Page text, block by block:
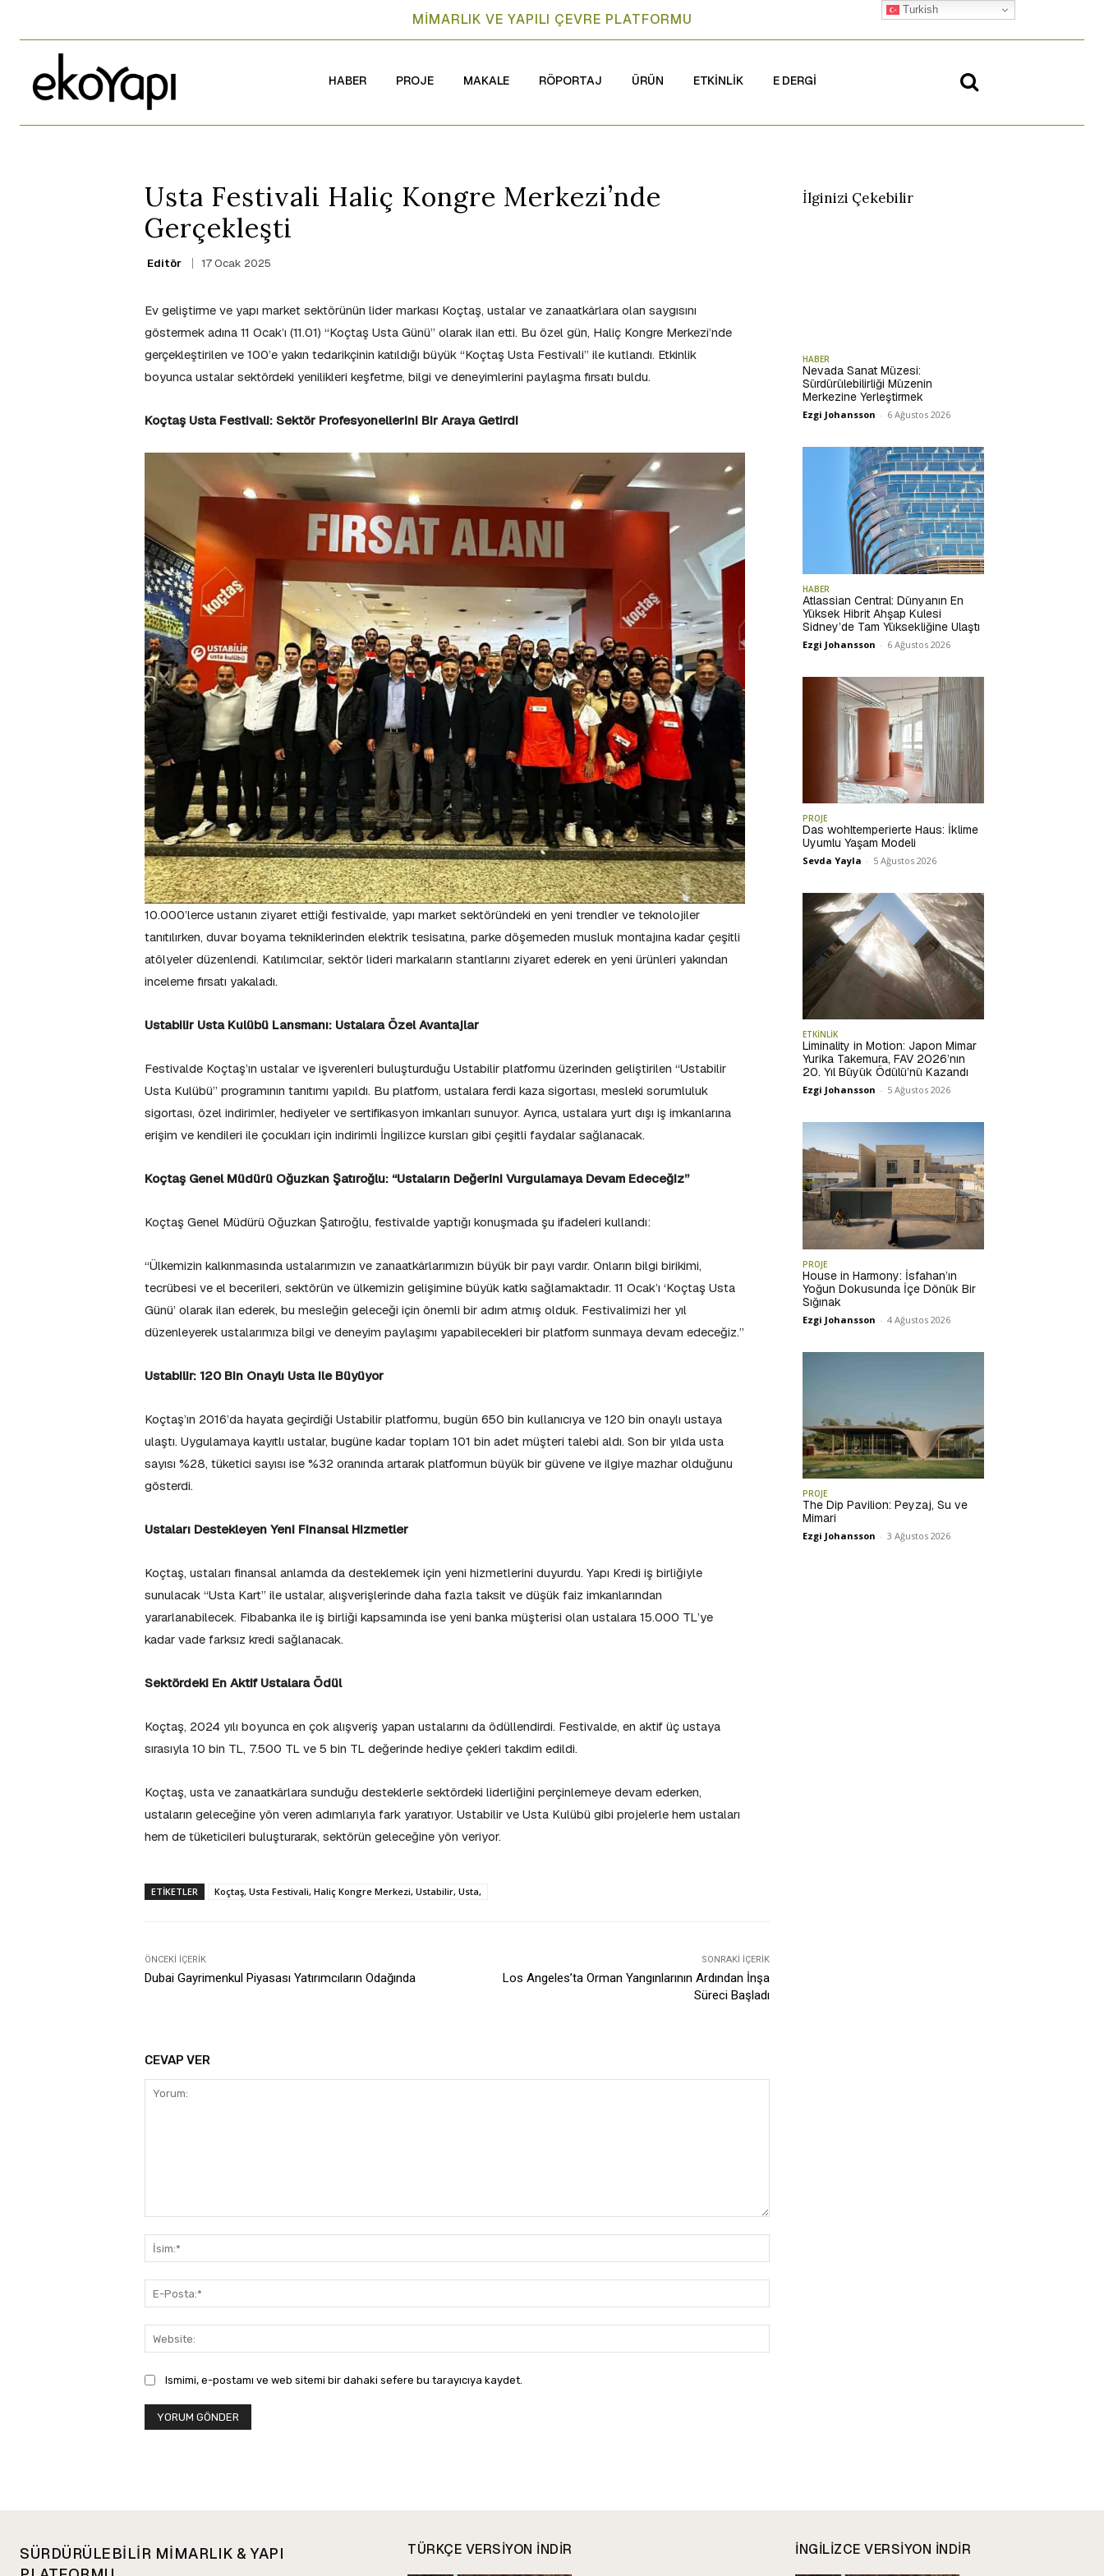
MİMARLIK VE YAPILI ÇEVRE PLATFORMU
HABER PROJE MAKALE RÖPORTAJ ÜRÜN ETKİNLİK E DERGİ
Usta Festivali Haliç Kongre Merkezi’nde
Gerçekleşti
Editör 17 Ocak 2025
Ev geliştirme ve yapı market sektörünün lider markası Koçtaş, ustalar ve zanaatkârlara olan saygısını
göstermek adına 11 Ocak’ı (11.01) “Koçtaş Usta Günü” olarak ilan etti. Bu özel gün, Haliç Kongre Merkezi’nde
gerçekleştirilen ve 100’e yakın tedarikçinin katıldığı büyük “Koçtaş Usta Festivali” ile kutlandı. Etkinlik
boyunca ustalar sektördeki yenilikleri keşfetme, bilgi ve deneyimlerini paylaşma fırsatı buldu.
Koçtaş Usta Festivali: Sektör Profesyonellerini Bir Araya Getirdi
10.000’lerce ustanın ziyaret ettiği festivalde, yapı market sektöründeki en yeni trendler ve teknolojiler
tanıtılırken, duvar boyama tekniklerinden elektrik tesisatına, parke döşemeden musluk montajına kadar çeşitli
atölyeler düzenlendi. Katılımcılar, sektör lideri markaların stantlarını ziyaret ederek en yeni ürünleri yakından
inceleme fırsatı yakaladı.
Ustabilir Usta Kulübü Lansmanı: Ustalara Özel Avantajlar
Festivalde Koçtaş’ın ustalar ve işverenleri buluşturduğu Ustabilir platformu üzerinden geliştirilen “Ustabilir
Usta Kulübü” programının tanıtımı yapıldı. Bu platform, ustalara ferdi kaza sigortası, mesleki sorumluluk
sigortası, özel indirimler, hediyeler ve sertifikasyon imkanları sunuyor. Ayrıca, ustalara yurt dışı iş imkanlarına
erişim ve kendileri ile çocukları için indirimli İngilizce kursları gibi çeşitli faydalar sağlanacak.
Koçtaş Genel Müdürü Oğuzkan Şatıroğlu: “Ustaların Değerini Vurgulamaya Devam Edeceğiz”
Koçtaş Genel Müdürü Oğuzkan Şatıroğlu, festivalde yaptığı konuşmada şu ifadeleri kullandı:
“Ülkemizin kalkınmasında ustalarımızın ve zanaatkârlarımızın büyük bir payı vardır. Onların bilgi birikimi,
tecrübesi ve el becerileri, sektörün ve ülkemizin gelişimine büyük katkı sağlamaktadır. 11 Ocak’ı ‘Koçtaş Usta
Günü’ olarak ilan ederek, bu mesleğin geleceği için önemli bir adım atmış olduk. Festivalimizi her yıl
düzenleyerek ustalarımıza bilgi ve deneyim paylaşımı yapabilecekleri bir platform sunmaya devam edeceğiz.”
Ustabilir: 120 Bin Onaylı Usta ile Büyüyor
Koçtaş’ın 2016’da hayata geçirdiği Ustabilir platformu, bugün 650 bin kullanıcıya ve 120 bin onaylı ustaya
ulaştı. Uygulamaya kayıtlı ustalar, bugüne kadar toplam 101 bin adet müşteri talebi aldı. Son bir yılda usta
sayısı %28, tüketici sayısı ise %32 oranında artarak platformun büyük bir güvene ve ilgiye mazhar olduğunu
gösterdi.
Ustaları Destekleyen Yeni Finansal Hizmetler
Koçtaş, ustaları finansal anlamda da desteklemek için yeni hizmetlerini duyurdu. Yapı Kredi iş birliğiyle
sunulacak “Usta Kart” ile ustalar, alışverişlerinde daha fazla taksit ve düşük faiz imkanlarından
yararlanabilecek. Fibabanka ile iş birliği kapsamında ise yeni banka müşterisi olan ustalara 15.000 TL’ye
kadar vade farksız kredi sağlanacak.
Sektördeki En Aktif Ustalara Ödül
Koçtaş, 2024 yılı boyunca en çok alışveriş yapan ustalarını da ödüllendirdi. Festivalde, en aktif üç ustaya
sırasıyla 10 bin TL, 7.500 TL ve 5 bin TL değerinde hediye çekleri takdim edildi.
Koçtaş, usta ve zanaatkârlara sunduğu desteklerle sektördeki liderliğini perçinlemeye devam ederken,
ustaların geleceğine yön veren adımlarıyla fark yaratıyor. Ustabilir ve Usta Kulübü gibi projelerle hem ustaları
hem de tüketicileri buluşturarak, sektörün geleceğine yön veriyor.
ETIKETLER Koçtaş, Usta Festivali, Haliç Kongre Merkezi, Ustabilir, Usta,
ÖNCEKI İÇERIK
Dubai Gayrimenkul Piyasası Yatırımcıların Odağında
SONRAKI İÇERIK
Los Angeles’ta Orman Yangınlarının Ardından İnşa
Süreci Başladı
CEVAP VER
Posta:*
Ismimi, e-postamı ve web sitemi bir dahaki sefere bu tarayıcıya kaydet.
İlginizi Çekebilir
HABER
Nevada Sanat Müzesi:
Sürdürülebilirliği Müzenin
Merkezine Yerleştirmek
Ezgi Johansson - 6 Ağustos 2026
HABER
Atlassian Central: Dünyanın En
Yüksek Hibrit Ahşap Kulesi
Sidney’de Tam Yüksekliğine Ulaştı
Ezgi Johansson - 6 Ağustos 2026
PROJE
Das wohltemperierte Haus: İklime
Uyumlu Yaşam Modeli
Sevda Yayla - 5 Ağustos 2026
ETKİNLİK
Liminality in Motion: Japon Mimar
Yurika Takemura, FAV 2026’nın
20. Yıl Büyük Ödülü’nü Kazandı
Ezgi Johansson - 5 Ağustos 2026
PROJE
House in Harmony: İsfahan’ın
Yoğun Dokusunda İçe Dönük Bir
Sığınak
Ezgi Johansson - 4 Ağustos 2026
PROJE
The Dip Pavilion: Peyzaj, Su ve
Mimari
Ezgi Johansson - 3 Ağustos 2026
SÜRDÜRÜLEBİLİR MİMARLIK & YAPI
TÜRKÇE VERSIYON INDIR INGILIZCE VERSIYON INDIR
Turkish